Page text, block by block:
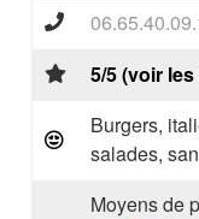
5/5 (voir
Burgers,
salades,
Moyens de